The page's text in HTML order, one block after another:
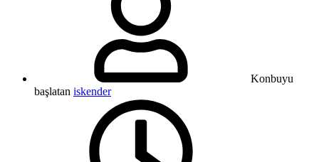
Konbuyu
başlatan iskender